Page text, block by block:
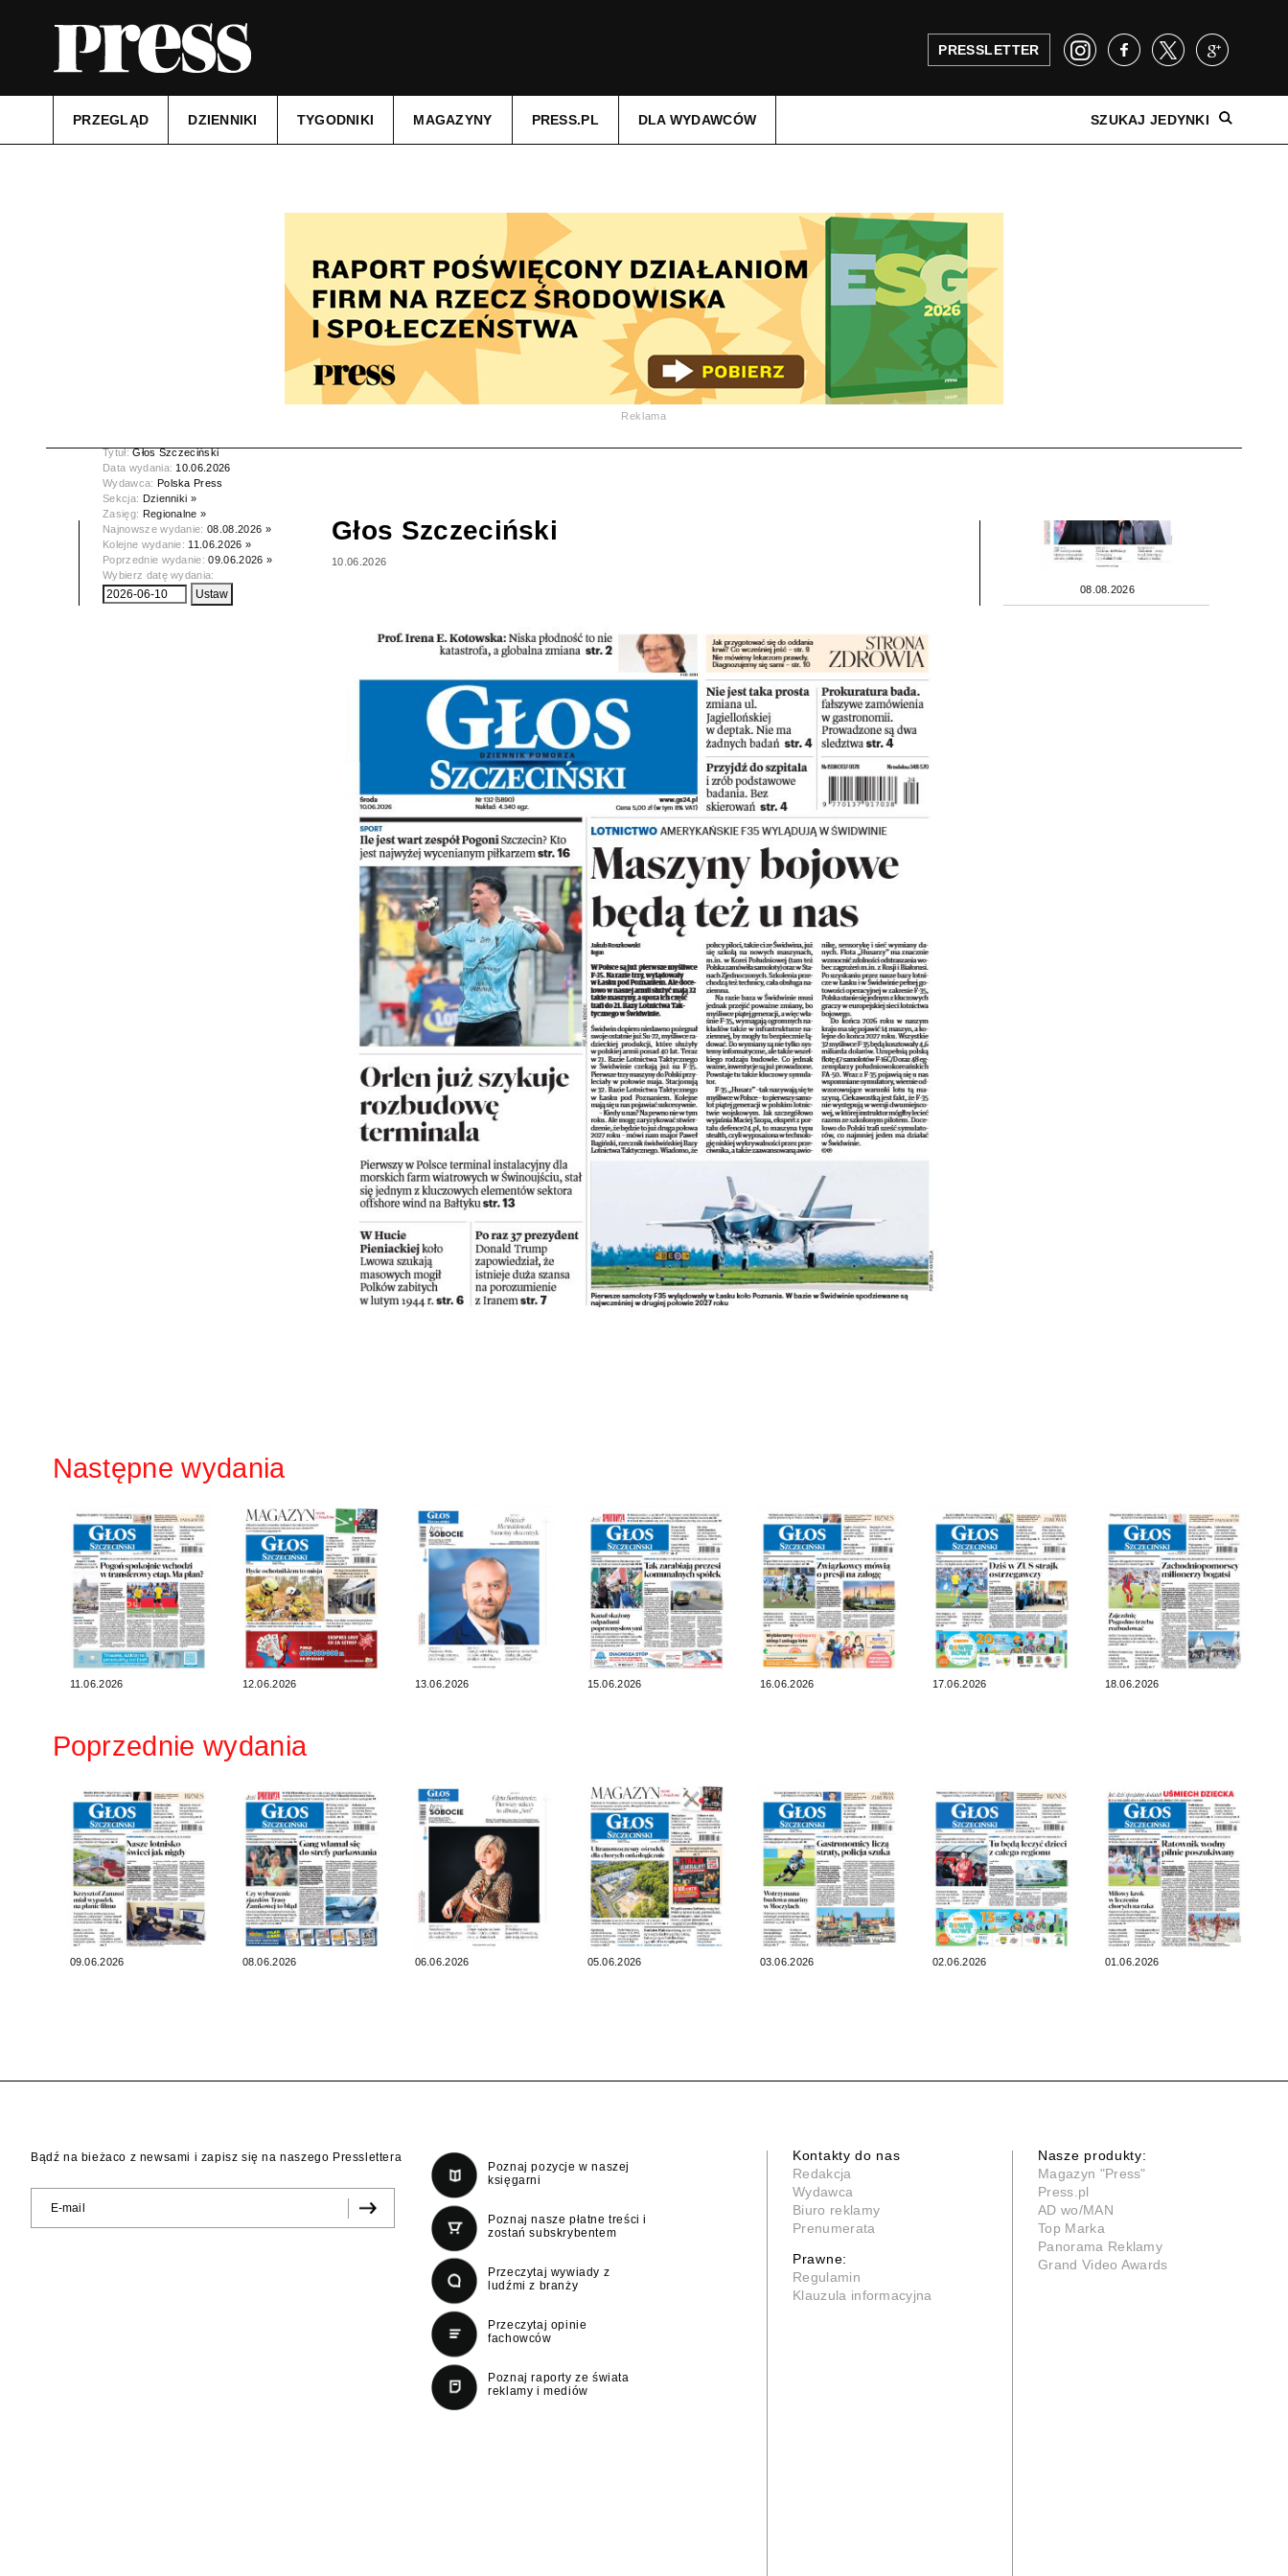
PRESSLETTER
PRZEGLĄD DZIENNIKI TYGODNIKI MAGAZYNY PRESS.PL DLA WYDAWCÓW SZUKAJ JEDYNKI
Reklama
Tytuł:Głos Szczeciński
Data wydania: 10.06.2026
Wydawca: Polska Press
Sekcja: Dzienniki »
Zasięg: Regionalne »
Najnowsze wydanie:08.08.2026 »
Kolejne wydanie: 11.06.2026 »
Poprzednie wydanie:09.06.2026 »
Wybierz datę wydania:
Głos Szczeciński
10.06.2026
08.08.2026
Następne wydania
11.06.2026 12.06.2026 13.06.2026 15.06.2026 16.06.2026 17.06.2026 18.06.2026
Poprzednie wydania
09.06.2026 08.06.2026 06.06.2026 05.06.2026 03.06.2026 02.06.2026 01.06.2026
Bądź na bieżaco z newsami i zapisz się na naszego Presslettera
Poznaj pozycje w naszej
księgarni
Poznaj nasze płatne treści i
zostań subskrybentem
Przeczytaj wywiady z
ludźmi z branży
Przeczytaj opinie
fachowców
Poznaj raporty ze świata
reklamy i mediów
Kontakty do nas
Redakcja
Wydawca
Biuro reklamy
Prenumerata
Prawne:
Regulamin
Klauzula informacyjna
Nasze produkty:
Magazyn "Press"
Press.pl
AD wo/MAN
Top Marka
Panorama Reklamy
Grand Video Awards